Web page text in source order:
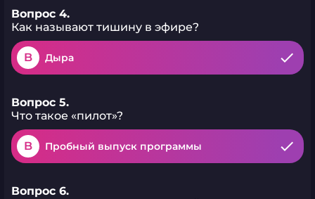
Вопрос 4.
Как называют тишину в эфире?
B Дыра
Вопрос 5.
Что такое «пилот»?
B Пробный выпуск программы
Вопрос 6.